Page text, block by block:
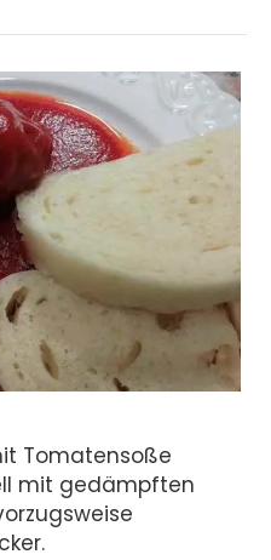
Tomatensoße
mit gedämpften